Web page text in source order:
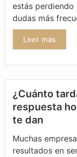
estás perdiendo
dudas más
Leer más
¿Cuánto
respuesta
te dan
Muchas
resultados en